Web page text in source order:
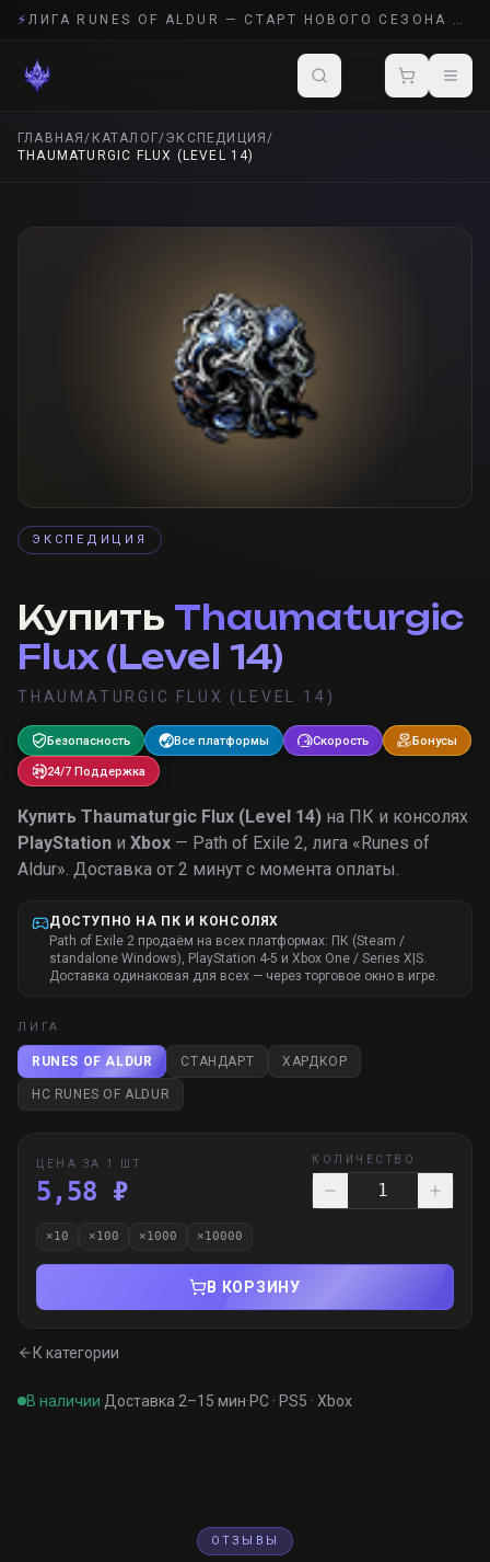
⚡ ЛИГА RUNES OF ALDUR — СТАРТ НОВОГО СЕЗОНА POE 2
ГЛАВНАЯ/ КАТАЛОГ/ЭКСПЕДИЦИЯ/
THAUMATURGIC FLUX (LEVEL 14)
ЭКСПЕДИЦИЯ
Купить Thaumaturgic
Flux (Level 14)
THAUMATURGIC FLUX (LEVEL 14)
Безопасность Все платформы Скорость Бонусы
24/7 Поддержка
Купить Thaumaturgic Flux (Level 14) на ПК и консолях
PlayStation и Xbox — Path of Exile 2, лига «Runes of
Aldur». Доставка от 2 минут с момента оплаты.
ДОСТУПНО НА ПК И КОНСОЛЯХ
Path of Exile 2 продаём на всех платформах: ПК (Steam /
standalone Windows), PlayStation 4-5 и Xbox One / Series X|S.
Доставка одинаковая для всех — через торговое окно в игре.
ЛИГА
RUNES OF ALDUR СТАНДАРТ ХАРДКОР
HC RUNES OF ALDUR
ЦЕНА ЗА 1 ШТ
5,58 ₽
КОЛИЧЕСТВО
×10 ×100 ×1000 ×10000
В КОРЗИНУ
К категории
В наличии·Доставка 2–15 мин·PC · PS5 · Xbox
ОТЗЫВЫ